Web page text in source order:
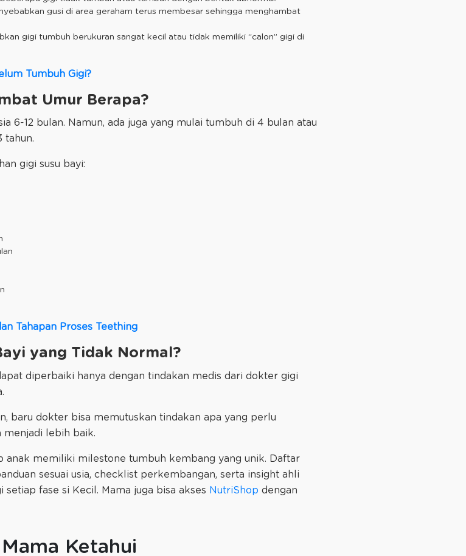
gusi di area geraham terus membesar sehingga menghambat
gigi tumbuh berukuran sangat kecil atau tidak memiliki “calon” gigi di
Tumbuh Gigi?
Umur Berapa?
6-12 bulan. Namun, ada juga yang mulai tumbuh di 4 bulan atau
tahun.
gigi susu bayi:
Tahapan Proses Teething
yang Tidak Normal?
diperbaiki hanya dengan tindakan medis dari dokter gigi
baru dokter bisa memutuskan tindakan apa yang perlu
menjadi lebih baik.
anak memiliki milestone tumbuh kembang yang unik. Daftar
sesuai usia, checklist perkembangan, serta insight ahli
fase si Kecil. Mama juga bisa akses NutriShop dengan
Ketahui